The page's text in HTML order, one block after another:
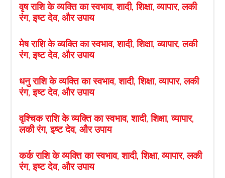
वृष राशि के व्यक्ति का स्वभाव, शादी, शिक्षा, व्यापार, लकी
रंग, इष्ट देव, और उपाय
मेष राशि के व्यक्ति का स्वभाव, शादी, शिक्षा, व्यापार, लकी
रंग, इष्ट देव, और उपाय
धनु राशि के व्यक्ति का स्वभाव, शादी, शिक्षा, व्यापार, लकी
रंग, इष्ट देव, और उपाय
वृश्चिक राशि के व्यक्ति का स्वभाव, शादी, शिक्षा, व्यापार,
लकी रंग, इष्ट देव, और उपाय
कर्क राशि के व्यक्ति का स्वभाव, शादी, शिक्षा, व्यापार, लकी
रंग, इष्ट देव, और उपाय